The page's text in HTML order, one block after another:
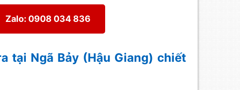
Zalo: 0908 034 836
tại Ngã Bảy (Hậu Giang) chiết